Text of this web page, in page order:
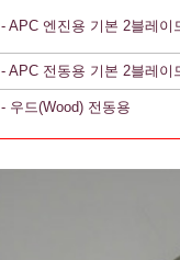
- APC 엔진용 기본 2블레이
- APC 전동용 기본 2블레이
- 우드(Wood) 전동용